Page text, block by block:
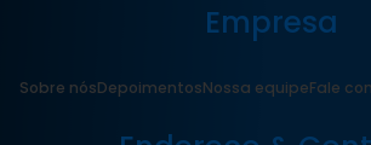
Empresa
Sobre nósDepoimentosNossa equipeFale